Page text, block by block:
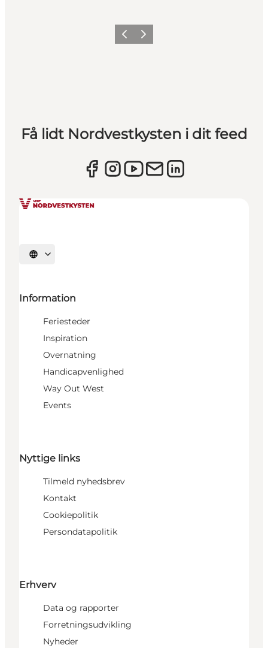
ForrigeNæste
Få lidt Nordvestkysten i dit feed
Vælg sprog
Information
Feriesteder
Inspiration
Overnatning
Handicapvenlighed
Way Out West
Events
Nyttige links
Tilmeld nyhedsbrev
Kontakt
Cookiepolitik
Persondatapolitik
Erhverv
Data og rapporter
Forretningsudvikling
Nyheder